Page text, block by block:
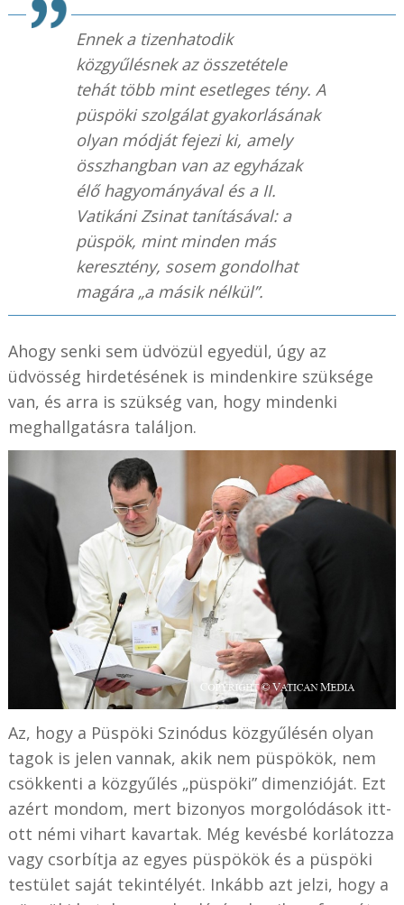
Ennek a tizenhatodik
közgyűlésnek az összetétele
tehát több mint esetleges tény. A
püspöki szolgálat gyakorlásának
olyan módját fejezi ki, amely
összhangban van az egyházak
élő hagyományával és a II.
Vatikáni Zsinat tanításával: a
püspök, mint minden más
keresztény, sosem gondolhat
magára „a másik nélkül”.
Ahogy senki sem üdvözül egyedül, úgy az
üdvösség hirdetésének is mindenkire szüksége
van, és arra is szükség van, hogy mindenki
meghallgatásra találjon.
Az, hogy a Püspöki Szinódus közgyűlésén olyan
tagok is jelen vannak, akik nem püspökök, nem
csökkenti a közgyűlés „püspöki” dimenzióját. Ezt
azért mondom, mert bizonyos morgolódások itt-
ott némi vihart kavartak. Még kevésbé korlátozza
vagy csorbítja az egyes püspökök és a püspöki
testület saját tekintélyét. Inkább azt jelzi, hogy a